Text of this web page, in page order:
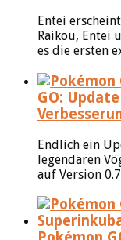
Entei
Raikou, Entei
es die ersten
GO:
Endlich ein
legendären
auf Version